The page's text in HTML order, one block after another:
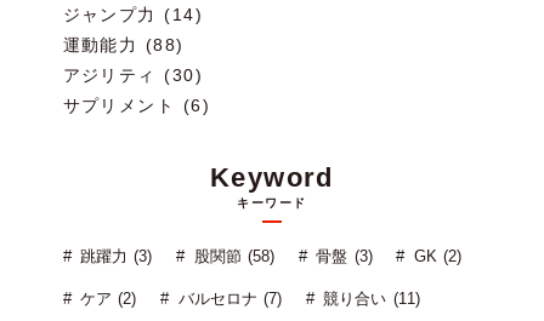
ジャンプ力 (14)
運動能力 (88)
アジリティ (30)
サプリメント (6)
Keyword
キーワード
跳躍力 (3) 股関節 (58) 骨盤 (3) GK (2)
ケア (2) バルセロナ (7) 競り合い (11)